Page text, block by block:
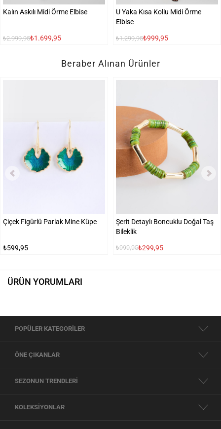
Kalın Askılı Midi Örme Elbise
₺2.999,95₺1.699,95
U Yaka Kısa Kollu Midi Örme
Elbise
₺1.299,95₺999,95
Beraber Alınan Ürünler
Çiçek Figürlü Parlak Mine Küpe
₺599,95
Şerit Detaylı Boncuklu Doğal Taş
Bileklik
₺999,95₺299,95
ÜRÜN YORUMLARI
POPÜLER KATEGORİLER
ÖNE ÇIKANLAR
SEZONUN TRENDLERİ
KOLEKSİYONLAR